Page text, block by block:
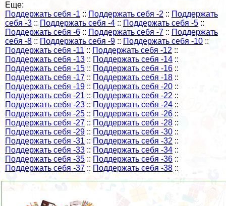
Еще:
Поддержать себя -1 :: Поддержать себя -2 :: Поддержать
себя -3 :: Поддержать себя -4 :: Поддержать себя -5 ::
Поддержать себя -6 :: Поддержать себя -7 :: Поддержать
себя -8 :: Поддержать себя -9 :: Поддержать себя -10 ::
Поддержать себя -11 :: Поддержать себя -12 ::
Поддержать себя -13 :: Поддержать себя -14 ::
Поддержать себя -15 :: Поддержать себя -16 ::
Поддержать себя -17 :: Поддержать себя -18 ::
Поддержать себя -19 :: Поддержать себя -20 ::
Поддержать себя -21 :: Поддержать себя -22 ::
Поддержать себя -23 :: Поддержать себя -24 ::
Поддержать себя -25 :: Поддержать себя -26 ::
Поддержать себя -27 :: Поддержать себя -28 ::
Поддержать себя -29 :: Поддержать себя -30 ::
Поддержать себя -31 :: Поддержать себя -32 ::
Поддержать себя -33 :: Поддержать себя -34 ::
Поддержать себя -35 :: Поддержать себя -36 ::
Поддержать себя -37 :: Поддержать себя -38 ::